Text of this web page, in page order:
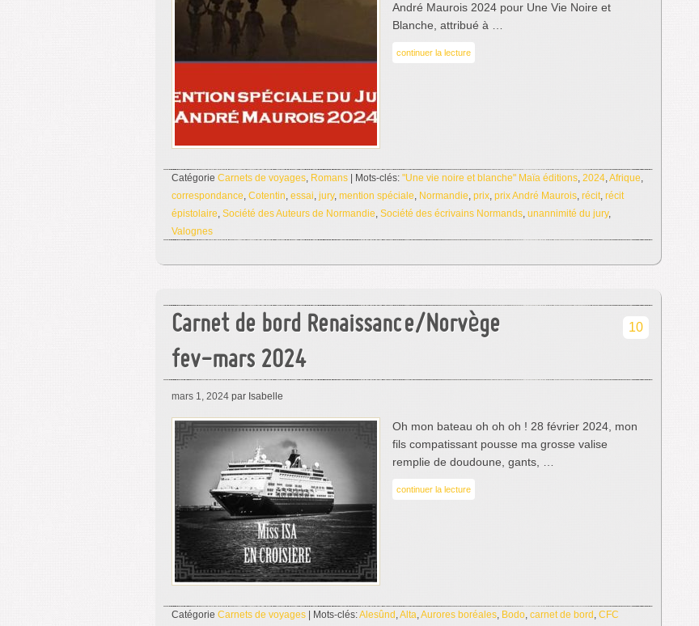
André Maurois 2024 pour Une Vie Noire et
Blanche, attribué à …
continuer la lecture
Catégorie Carnets de voyages, Romans | Mots-clés: "Une vie noire et blanche" Maïa éditions, 2024,Afrique,
correspondance, Cotentin, essai, jury, mention spéciale, Normandie, prix, prix André Maurois, récit, récit
épistolaire, Société des Auteurs de Normandie, Société des écrivains Normands, unannimité du jury,
Valognes
Carnet de bord Renaissance/Norvège
fev-mars 2024
10
mars 1, 2024 par Isabelle
Oh mon bateau oh oh oh ! 28 février 2024, mon
fils compatissant pousse ma grosse valise
remplie de doudoune, gants, …
continuer la lecture
Catégorie Carnets de voyages | Mots-clés:Alesûnd ,Alta,Aurores boréales, Bodo, carnet de bord , CFC